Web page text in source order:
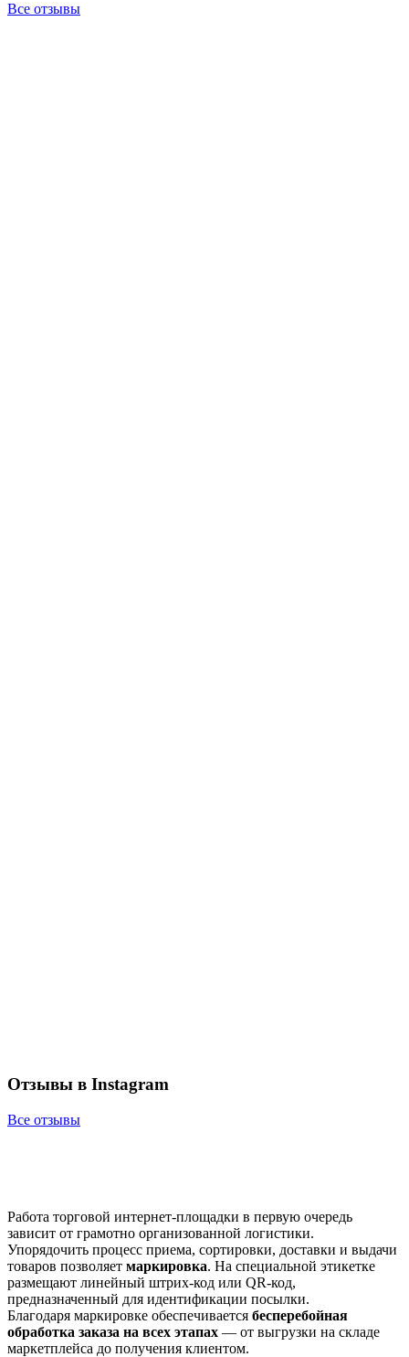
Все отзывы
Отзывы в Instagram
Все отзывы
Работа торговой интернет-площадки в первую очередь
зависит от грамотно организованной логистики.
Упорядочить процесс приема, сортировки, доставки и выдачи
товаров позволяет маркировка. На специальной этикетке
размещают линейный штрих-код или QR-код,
предназначенный для идентификации посылки.
Благодаря маркировке обеспечивается бесперебойная
обработка заказа на всех этапах — от выгрузки на складе
маркетплейса до получения клиентом.